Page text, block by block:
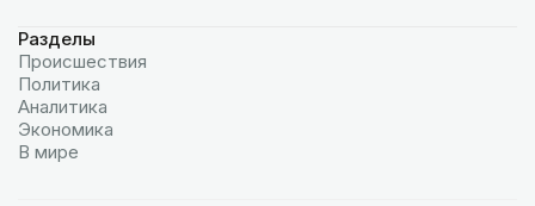
Разделы
Происшествия
Политика
Аналитика
Экономика
В мире